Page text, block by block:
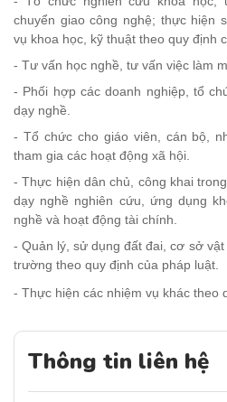
chuyển giao công nghệ; thực hiện
vụ khoa học, kỹ thuật theo quy định
- Tư vấn học nghề, tư vấn việc làm
- Phối hợp các doanh nghiệp, tổ
dạy nghề.
- Tổ chức cho giáo viên, cán bộ,
tham gia các hoạt động xã hội.
- Thực hiện dân chủ, công khai
dạy nghề nghiên cứu, ứng dụng
nghề và hoạt động tài chính.
- Quản lý, sử dụng đất đai, cơ sở
trường theo quy định của pháp luật.
- Thực hiện các nhiệm vụ khác theo
Thông tin liên hệ